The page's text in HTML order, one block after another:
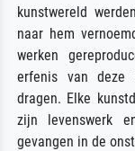
kunstwereld
naar hem
werken
erfenis van deze
dragen. Elke
zijn levenswerk
gevangen in de